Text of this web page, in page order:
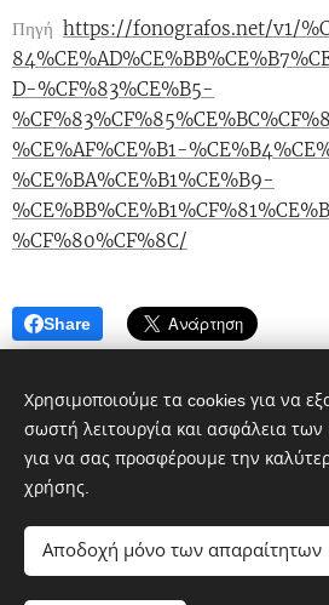
Πηγή https://fonografos.net/v1/
D-%CF%83%CE%B5-
%CE%AF%CE%B1-
%CE%BA%CE%B1%CE%B9-
%CF%80%CF%8C/
Share
google.com, pub-
Χρησιμοποιούμε τα cookies για να
σωστή λειτουργία και ασφάλεια των
για να σας προσφέρουμε την
χρήσης.
Αποδοχή μόνο των απαραίτητων